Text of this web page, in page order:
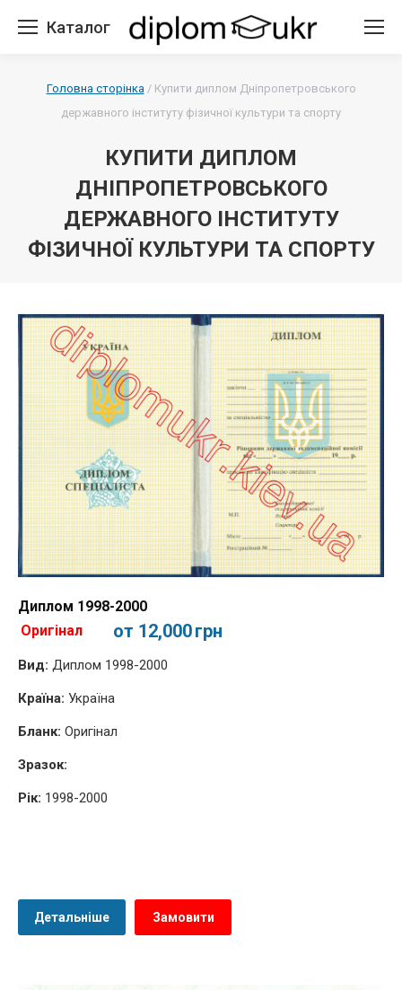
Каталог
Головна сторінка/ Купити диплом Дніпропетровського
державного інституту фізичної культури та спорту
КУПИТИ ДИПЛОМ
ДНІПРОПЕТРОВСЬКОГО
ДЕРЖАВНОГО ІНСТИТУТУ
ФІЗИЧНОЇ КУЛЬТУРИ ТА СПОРТУ
Диплом 1998-2000
Оригінал
от 12,000грн
Вид: Диплом 1998-2000
Країна: Україна
Бланк: Оригінал
Зразок:
Рік: 1998-2000
Детальніше Замовити